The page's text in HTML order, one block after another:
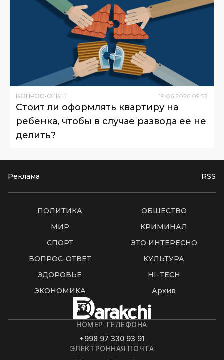
ВОПРОС-ОТВЕТ 19.06.2026 09:52
Стоит ли оформлять квартиру на
ребенка, чтобы в случае развода ее не
делить?
Реклама RSS
ПОЛИТИКА
ОБЩЕСТВО
МИР
КРИМИНАЛ
СПОРТ
ЭТО ИНТЕРЕСНО
ВОПРОС-ОТВЕТ
КУЛЬТУРА
ЗДОРОВЬЕ
HI-TECH
ЭКОНОМИКА
Архив
НОМЕР ТЕЛЕФОНА
+998 97 330 93 91
ЭЛЕКТРОННАЯ ПОЧТА